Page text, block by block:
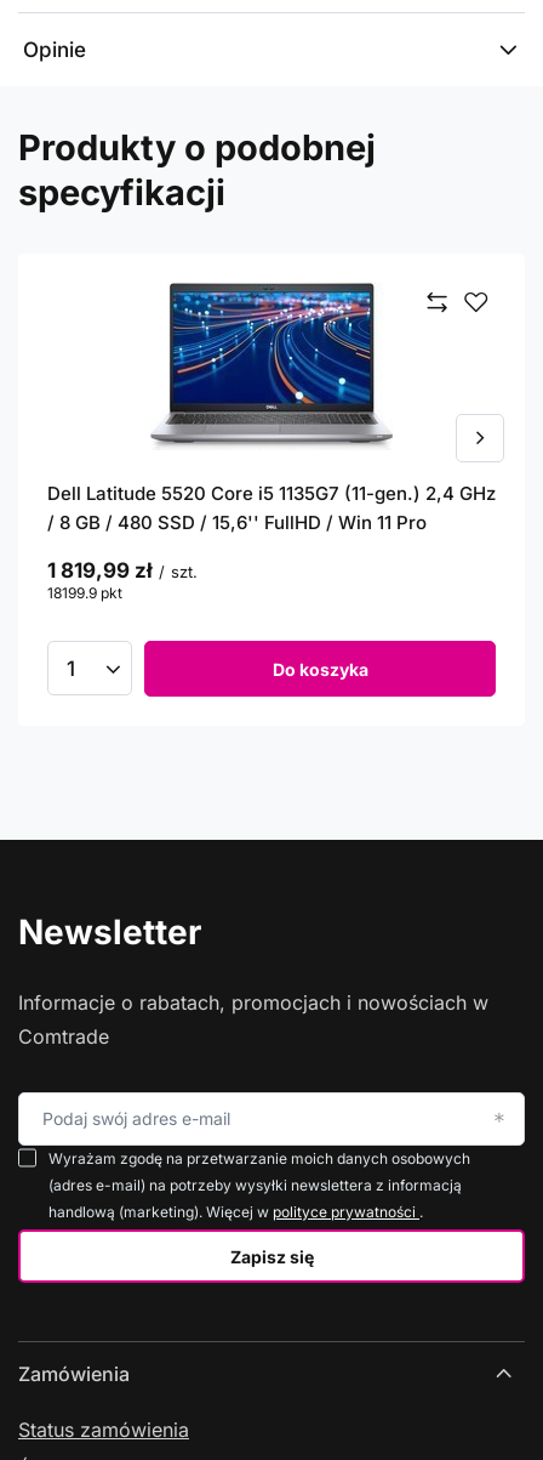
Opinie
Produkty o podobnej
specyfikacji
Dell Latitude 5520 Core i5 1135G7 (11-gen.) 2,4 GHz
/ 8 GB / 480 SSD / 15,6'' FullHD / Win 11 Pro
1 819,99 zł / szt.
18199.9 pkt
Do koszyka
Newsletter
Informacje o rabatach, promocjach i nowościach w
Comtrade
Podaj swój adres e-mail
Zapisz się
Wyrażam zgodę na przetwarzanie moich danych osobowych
(adres e-mail) na potrzeby wysyłki newslettera z informacją
handlową (marketing). Więcej w polityce prywatności .
Zamówienia
Status zamówienia